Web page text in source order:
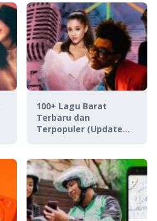
100+ Lagu Barat
Terbaru dan
Terpopuler (Update